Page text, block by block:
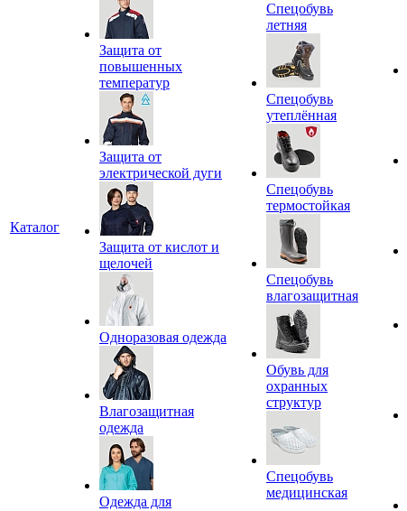
Каталог
Защита от
повышенных
температур
Защита от
электрической дуги
Защита от кислот и
щелочей
Одноразовая одежда
Влагозащитная
одежда
Одежда для
Спецобувь
летняя
Спецобувь
утеплённая
Спецобувь
термостойкая
Спецобувь
влагозащитная
Обувь для
охранных
структур
Спецобувь
медицинская